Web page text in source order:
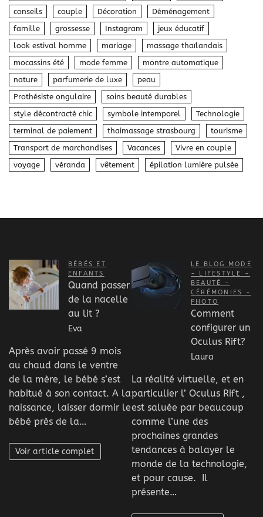
conseils
couple Décoration
Déménagement
famille
grossesse Instagram
jeux éducatif
look estival homme
mariage
massage thaïlandais
mocassins été
mode femme
montre automatique
nature
parfumerie de luxe
peau
Prothésiste ongulaire
soins beauté durables
style décontracté chic
symbole intemporel
Technologie
terminal de paiement
thaimassage strasbourg
tourisme
Transport de marchandises
Vacances
Vivre en couple
voyage
véranda vêtement épilation lumière pulsée
BÉBÉS ET
ENFANTS
Quand passer
de la nacelle
au lit ?
Eva
Après avoir passé 9 mois
au chaud dans le ventre
de la mère, le bébé s’est
habitué à son contact. A la
naissance, laisser dormir le
bébé près de la…
Voir article complet
LE BLOG MODE
- LIFESTYLE -
BEAUTÉ -
CÉRÉMONIES -
PHOTO
Comment
configurer un
Oculus Rift?
Laura
La réalité virtuelle, et en
particulier l’ Oculus Rift ,
est saluée par beaucoup
comme l’une des
prochaines grandes
tendances à balayer le
monde de la technologie,
et pour cause. Il
présente…